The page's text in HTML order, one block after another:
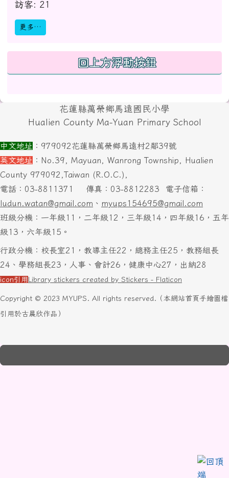
訪客: 21
更多…
回上方浮動按鈕
頁尾區域內容花蓮縣萬榮鄉馬遠國民小學
Hualien County Ma-Yuan Primary School
中文地址 ：979092花蓮縣萬榮鄉馬遠村2鄰39號
英文地址 ：No.39, Mayuan, Wanrong Township, Hualien
County 979092,Taiwan (R.O.C.),
電話：03-8811371 傳真：03-8812283 電子信箱：
ludun.watan@gmail.com 、 myups154695@gmail.com
班級分機：一年級11，二年級12，三年級14，四年級16，五年
級13，六年級15。
行政分機：校長室21，教導主任22，總務主任25，教務組長
24、學務組長23，人事、會計26，健康中心27，出納28
icon引用 Library stickers created by Stickers - Flaticon
Copyright © 2023 MYUPS. All rights reserved.（本網站首頁手繪圖檔
引用於古晨欣作品）